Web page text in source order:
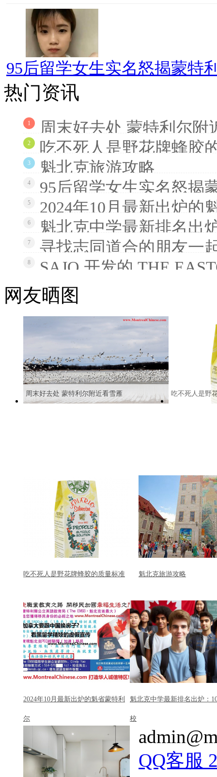
95后留学女生实名怒揭蒙特
热门资讯
1 周末好去处 蒙特利尔附
2 吃不死人是野花牌蜂胶
3 魁北克旅游攻略
4 95后留学女生实名怒揭
5 2024年10月最新出炉的
6 魁北克中学最新排名出
7 寻找志同道合的朋友一
8 SAJO 开发的 THE
网友晒图
周末好去处 蒙特利尔附近看雪雁 吃不死人是野
吃不死人是野花牌蜂胶的质量标准 魁北克旅游攻略
2024年10月最新出炉的魁省蒙特利
尔
魁北克中学最新排名出炉：
校
QQ客服